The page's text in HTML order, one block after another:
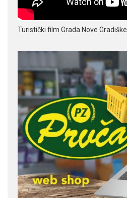
Turistički film Grada Nove Gradiške